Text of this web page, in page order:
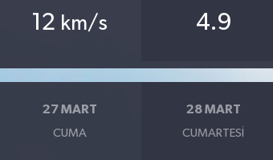
12 km/s 4.9
27 MART
CUMA
28 MART
CUMARTESI